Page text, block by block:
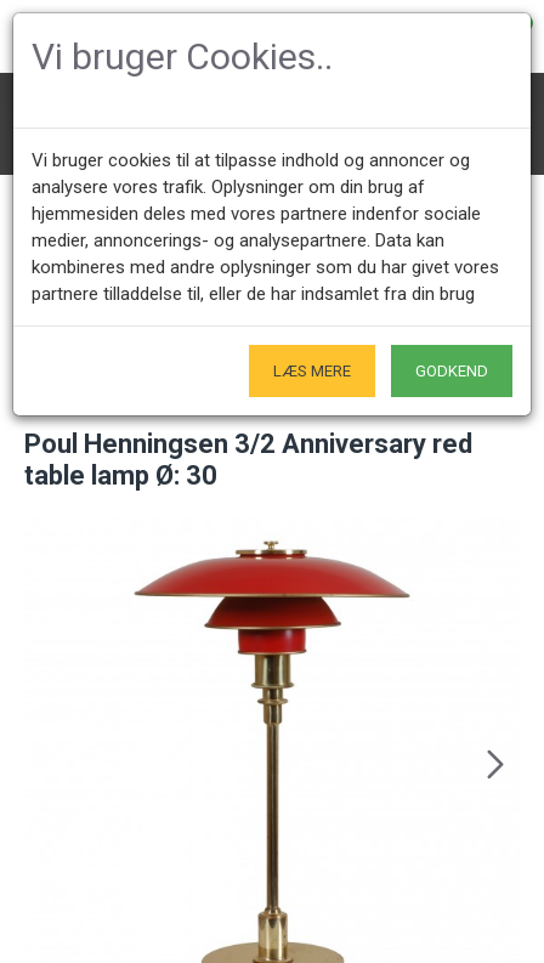
Call us +45 28491875
Mon - Fri 9.00 - 17.00
Showroom opening hours
Only by appointment - Weekdays
Poul Henningsen 3/2 Anniversary red
table lamp Ø: 30
Vi bruger Cookies..
Vi bruger cookies til at tilpasse indhold og annoncer og
analysere vores trafik. Oplysninger om din brug af
hjemmesiden deles med vores partnere indenfor sociale
medier, annoncerings- og analysepartnere. Data kan
kombineres med andre oplysninger som du har givet vores
partnere tilladdelse til, eller de har indsamlet fra din brug
LÆS MERE GODKEND